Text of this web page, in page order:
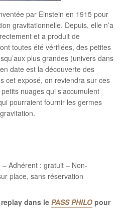
par Einstein en 1915 pour
gravitationnelle. Depuis, elle n’a
et a produit de
toutes été vérifiées, des petites
plus grandes (univers dans
date est la découverte des
cet exposé, on reviendra sur ces
nuages qui s’accumulent
pourraient fournir les germes
– Adhérent : gratuit – Non-
place, sans réservation
dans le PASS PHILO pour